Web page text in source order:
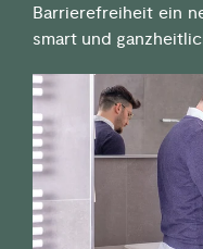
Barrierefreiheit ein
smart und